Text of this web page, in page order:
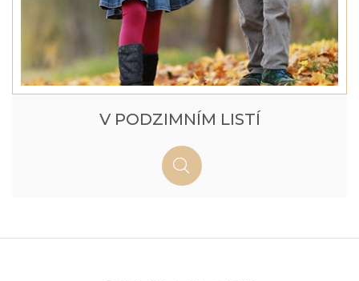
V PODZIMNÍM LISTÍ